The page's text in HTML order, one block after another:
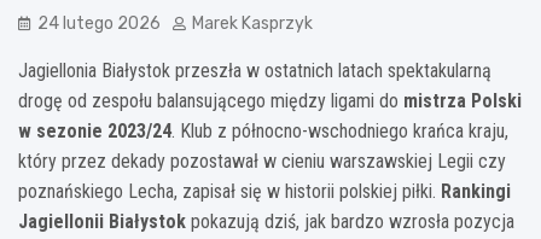
24 lutego 2026 Marek Kasprzyk
Jagiellonia Białystok przeszła w ostatnich latach spektakularną
drogę od zespołu balansującego między ligami do mistrza Polski
w sezonie 2023/24. Klub z północno-wschodniego krańca kraju,
który przez dekady pozostawał w cieniu warszawskiej Legii czy
poznańskiego Lecha, zapisał się w historii polskiej piłki. Rankingi
Jagiellonii Białystok pokazują dziś, jak bardzo wzrosła pozycja